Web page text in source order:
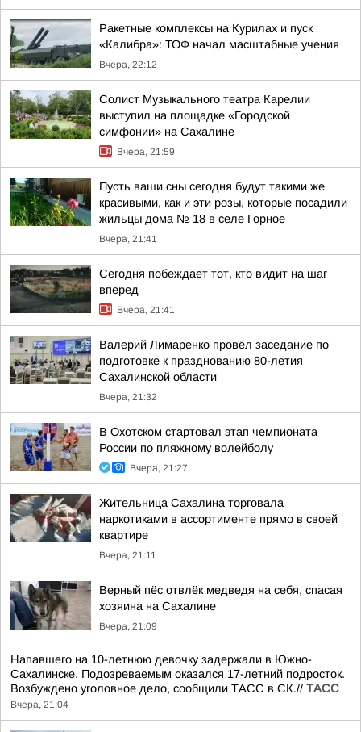
Ракетные комплексы на Курилах и пуск
«Калибра»: ТОФ начал масштабные учения
Вчера, 22:12
Солист Музыкального театра Карелии
выступил на площадке «Городской
симфонии» на Сахалине
Вчера, 21:59
Пусть ваши сны сегодня будут такими же
красивыми, как и эти розы, которые посадили
жильцы дома № 18 в селе Горное
Вчера, 21:41
Сегодня побеждает тот, кто видит на шаг
вперед
Вчера, 21:41
Валерий Лимаренко провёл заседание по
подготовке к празднованию 80-летия
Сахалинской области
Вчера, 21:32
В Охотском стартовал этап чемпионата
России по пляжному волейболу
Вчера, 21:27
Жительница Сахалина торговала
наркотиками в ассортименте прямо в своей
квартире
Вчера, 21:11
Верный пёс отвлёк медведя на себя, спасая
хозяина на Сахалине
Вчера, 21:09
Напавшего на 10-летнюю девочку задержали в Южно-
Сахалинске. Подозреваемым оказался 17-летний подросток.
Возбуждено уголовное дело, сообщили ТАСС в СК.// ТАСС
Вчера, 21:04